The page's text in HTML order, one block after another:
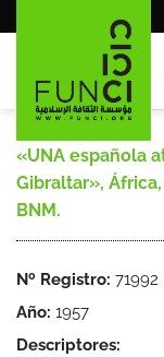
al
«UNA española
Gibraltar», África,
BNM.
Nº Registro: 71992
Año: 1957
Descriptores: